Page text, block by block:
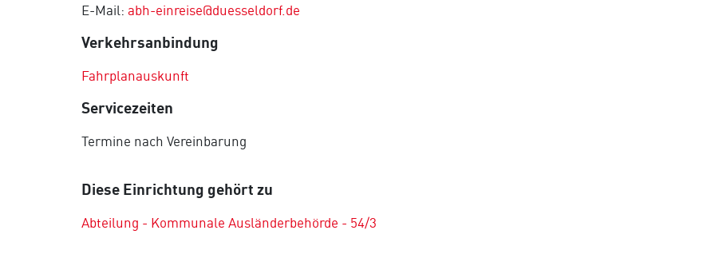
E-Mail: abh-einreise@duesseldorf.de
Verkehrsanbindung
Fahrplanauskunft
Servicezeiten
Termine nach Vereinbarung
Diese Einrichtung gehört zu
Abteilung - Kommunale Ausländerbehörde - 54/3